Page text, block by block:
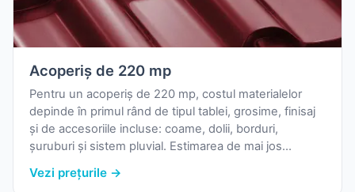
Acoperiș de 220 mp
Pentru un acoperiș de 220 mp, costul materialelor
depinde în primul rând de tipul tablei, grosime, finisaj
și de accesoriile incluse: coame, dolii, borduri,
șuruburi și sistem pluvial. Estimarea de mai jos
nostru și o marjă uzuală pentru pierderi la debitare.
Vezi prețurile →